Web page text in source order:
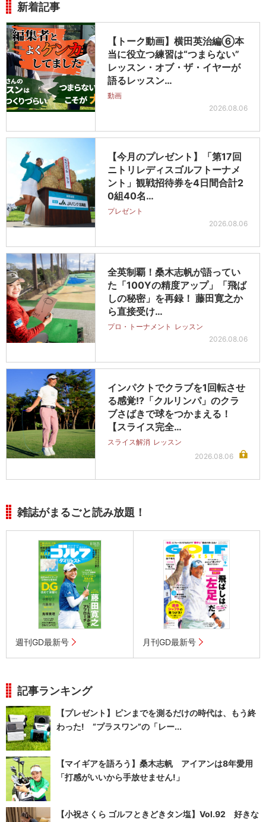
新着記事
【トーク動画】横田英治編⑥本
当に役立つ練習は“つまらない”
レッスン・オブ・ザ・イヤーが
語るレッスン…
動画
2026.08.06
【今月のプレゼント】「第17回
ニトリレディスゴルフトーナメ
ント」観戦招待券を4日間合計2
0組40名…
プレゼント
2026.08.06
全英制覇！桑木志帆が語ってい
た「100Yの精度アップ」「飛ば
しの秘密」を再録！ 藤田寛之か
ら直接受け…
プロ・トーナメント レッスン
2026.08.06
インパクトでクラブを1回転させ
る感覚!?「クルリンパ」のクラ
ブさばきで球をつかまえる！
【スライス完全…
スライス解消 レッスン
2026.08.06
雑誌がまるごと読み放題！
週刊GD最新号 月刊GD最新号
記事ランキング
【プレゼント】ピンまでを測るだけの時代は、もう終
わった! “プラスワン”の「レー...
【マイギアを語ろう】桑木志帆 アイアンは8年愛用
「打感がいいから手放せません!」
【小祝さくら ゴルフときどきタン塩】Vol.92 好きな